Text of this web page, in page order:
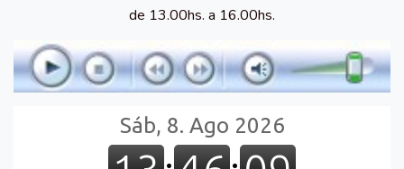
de 13.00hs. a 16.00hs.